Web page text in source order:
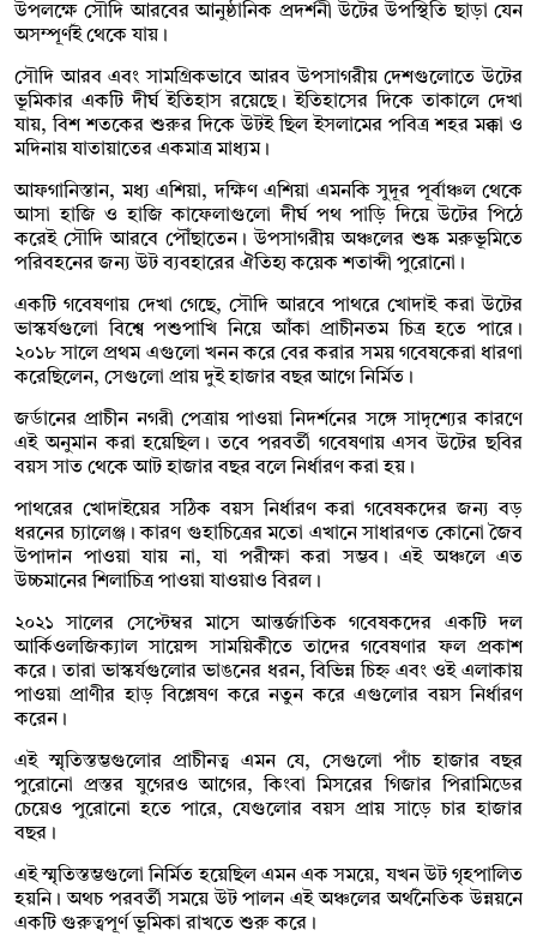
উপলক্ষে সৌদি আরবের আনুষ্ঠানিক প্রদর্শনী উটের উপস্থিতি ছাড়া যেন
অসম্পূর্ণই থেকে যায়।
সৌদি আরব এবং সামগ্রিকভাবে আরব উপসাগরীয় দেশগুলোতে উটের
ভূমিকার একটি দীর্ঘ ইতিহাস রয়েছে। ইতিহাসের দিকে তাকালে দেখা
যায়, বিশ শতকের শুরুর দিকে উটই ছিল ইসলামের পবিত্র শহর মক্কা ও
মদিনায় যাতায়াতের একমাত্র মাধ্যম।
আফগানিস্তান, মধ্য এশিয়া, দক্ষিণ এশিয়া এমনকি সুদূর পূর্বাঞ্চল থেকে
আসা হাজি ও হাজি কাফেলাগুলো দীর্ঘ পথ পাড়ি দিয়ে উটের পিঠে
করেই সৌদি আরবে পৌঁছাতেন। উপসাগরীয় অঞ্চলের শুষ্ক মরুভূমিতে
পরিবহনের জন্য উট ব্যবহারের ঐতিহ্য কয়েক শতাব্দী পুরোনো।
একটি গবেষণায় দেখা গেছে, সৌদি আরবে পাথরে খোদাই করা উটের
ভাস্কর্যগুলো বিশ্বে পশুপাখি নিয়ে আঁকা প্রাচীনতম চিত্র হতে পারে।
২০১৮ সালে প্রথম এগুলো খনন করে বের করার সময় গবেষকেরা ধারণা
করেছিলেন, সেগুলো প্রায় দুই হাজার বছর আগে নির্মিত।
জর্ডানের প্রাচীন নগরী পেত্রায় পাওয়া নিদর্শনের সঙ্গে সাদৃশ্যের কারণে
এই অনুমান করা হয়েছিল। তবে পরবর্তী গবেষণায় এসব উটের ছবির
বয়স সাত থেকে আট হাজার বছর বলে নির্ধারণ করা হয়।
পাথরের খোদাইয়ের সঠিক বয়স নির্ধারণ করা গবেষকদের জন্য বড়
ধরনের চ্যালেঞ্জ। কারণ গুহাচিত্রের মতো এখানে সাধারণত কোনো জৈব
উপাদান পাওয়া যায় না, যা পরীক্ষা করা সম্ভব। এই অঞ্চলে এত
উচ্চমানের শিলাচিত্র পাওয়া যাওয়াও বিরল।
২০২১ সালের সেপ্টেম্বর মাসে আন্তর্জাতিক গবেষকদের একটি দল
আর্কিওলজিক্যাল সায়েন্স সাময়িকীতে তাদের গবেষণার ফল প্রকাশ
করে। তারা ভাস্কর্যগুলোর ভাঙনের ধরন, বিভিন্ন চিহ্ন এবং ওই এলাকায়
পাওয়া প্রাণীর হাড় বিশ্লেষণ করে নতুন করে এগুলোর বয়স নির্ধারণ
করেন।
এই স্মৃতিস্তম্ভগুলোর প্রাচীনত্ব এমন যে, সেগুলো পাঁচ হাজার বছর
পুরোনো প্রস্তর যুগেরও আগের, কিংবা মিসরের গিজার পিরামিডের
চেয়েও পুরোনো হতে পারে, যেগুলোর বয়স প্রায় সাড়ে চার হাজার
বছর।
এই স্মৃতিস্তম্ভগুলো নির্মিত হয়েছিল এমন এক সময়ে, যখন উট গৃহপালিত
হয়নি। অথচ পরবর্তী সময়ে উট পালন এই অঞ্চলের অর্থনৈতিক উন্নয়নে
একটি গুরুত্বপূর্ণ ভূমিকা রাখতে শুরু করে।